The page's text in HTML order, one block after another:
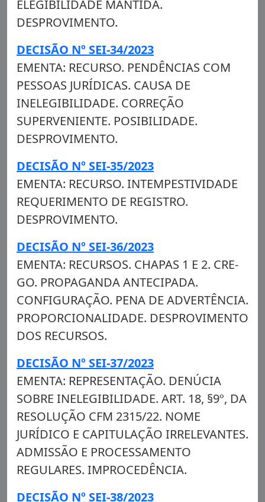
ELEGIBILIDADE MANTIDA.
DESPROVIMENTO.
DECISÃO Nº SEI-34/2023
EMENTA: RECURSO. PENDÊNCIAS COM
PESSOAS JURÍDICAS. CAUSA DE
INELEGIBILIDADE. CORREÇÃO
SUPERVENIENTE. POSIBILIDADE.
DESPROVIMENTO.
DECISÃO Nº SEI-35/2023
EMENTA: RECURSO. INTEMPESTIVIDADE
REQUERIMENTO DE REGISTRO.
DESPROVIMENTO.
DECISÃO Nº SEI-36/2023
EMENTA: RECURSOS. CHAPAS 1 E 2. CRE-
GO. PROPAGANDA ANTECIPADA.
CONFIGURAÇÃO. PENA DE ADVERTÊNCIA.
PROPORCIONALIDADE. DESPROVIMENTO
DOS RECURSOS.
DECISÃO Nº SEI-37/2023
EMENTA: REPRESENTAÇÃO. DENÚCIA
SOBRE INELEGIBILIDADE. ART. 18, §9º, DA
RESOLUÇÃO CFM 2315/22. NOME
JURÍDICO E CAPITULAÇÃO IRRELEVANTES.
ADMISSÃO E PROCESSAMENTO
REGULARES. IMPROCEDÊNCIA.
DECISÃO Nº SEI-38/2023